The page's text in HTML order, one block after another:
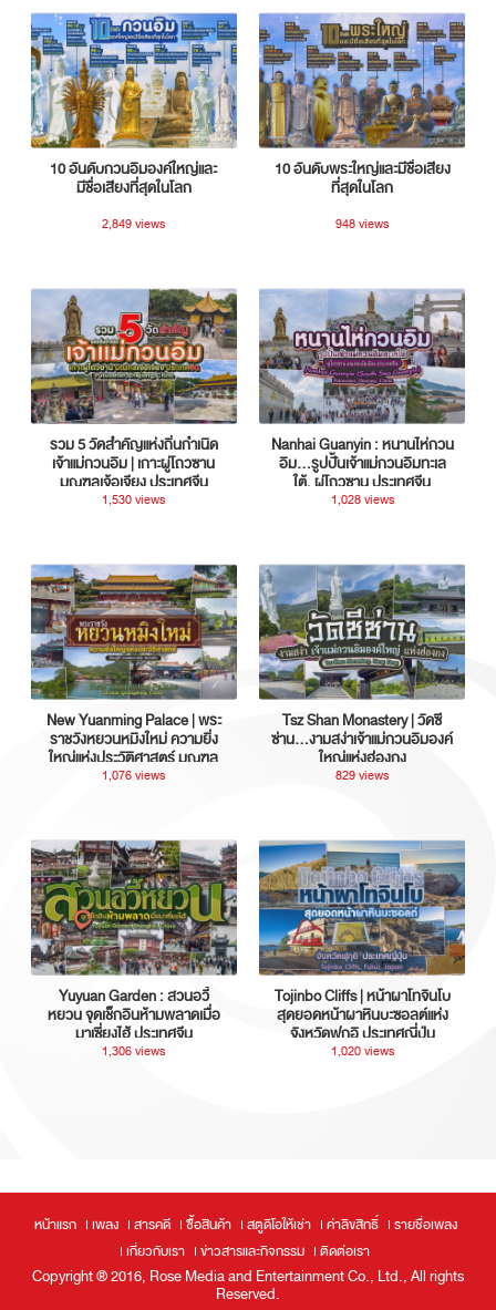
10 อันดับกวนอิมองค์ใหญ่และ
มีชื่อเสียงที่สุดในโลก
2,849 views
10 อันดับพระใหญ่และมีชื่อเสียง
ที่สุดในโลก
948 views
รวม 5 วัดสำคัญแห่งถิ่นกำเนิด
เจ้าแม่กวนอิม | เกาะผู่โถวซาน
มณฑลเจ้อเจียง ประเทศจีน
1,530 views
Nanhai Guanyin : หนานไห่กวน
อิม...รูปปั้นเจ้าแม่กวนอิมทะเล
ใต้, ผู่โถวซาน ประเทศจีน
1,028 views
New Yuanming Palace | พระ
ราชวังหยวนหมิงใหม่ ความยิ่ง
ใหญ่แห่งประวัติศาสตร์ มณฑล
กวางตุ้ง ประเทศจีน
1,076 views
Tsz Shan Monastery | วัดซี
ซ่าน…งามสง่าเจ้าแม่กวนอิมองค์
ใหญ่แห่งฮ่องกง
829 views
Yuyuan Garden : สวนอวี้
หยวน จุดเช็กอินห้ามพลาดเมื่อ
มาเซี่ยงไฮ้ ประเทศจีน
1,306 views
Tojinbo Cliffs | หน้าผาโทจินโบ
สุดยอดหน้าผาหินบะซอลต์แห่ง
จังหวัดฟุกุอิ ประเทศญี่ปุ่น
1,020 views
หน้าแรก เพลง สารคดี ซื้อสินค้า สตูดิโอให้เช่า ค่าลิขสิทธิ์
รายชื่อเพลง
เกี่ยวกับเรา
ข่าวสารและกิจกรรม ติดต่อเรา
Copyright ® 2016, Rose Media and Entertainment Co., Ltd., All rights
Reserved.